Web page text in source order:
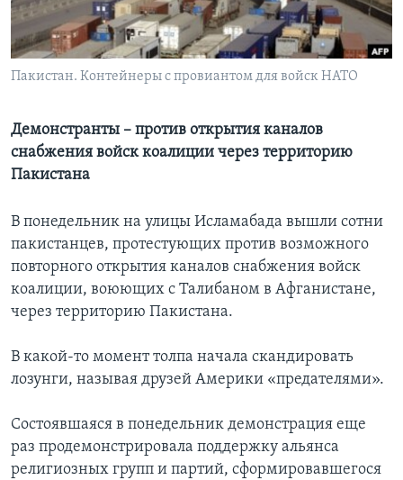
Learning English
СОЦИАЛЬНЫЕ СЕТИ
Пакистан. Контейнеры с провиантом для войск НАТО
Демонстранты – против открытия каналов
снабжения войск коалиции через территорию
Пакистана
В понедельник на улицы Исламабада вышли сотни
пакистанцев, протестующих против возможного
повторного открытия каналов снабжения войск
коалиции, воюющих с Талибаном в Афганистане,
через территорию Пакистана.
В какой-то момент толпа начала скандировать
лозунги, называя друзей Америки «предателями».
Состоявшаяся в понедельник демонстрация еще
раз продемонстрировала поддержку альянса
религиозных групп и партий, сформировавшегося